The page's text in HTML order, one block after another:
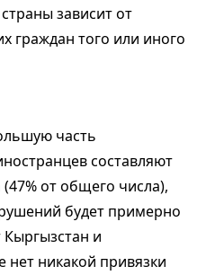
зависит от
граждан того или иного
часть
составляют
от общего числа),
будет примерно
и
нет никакой привязки